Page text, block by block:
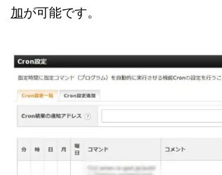
加が可能です。